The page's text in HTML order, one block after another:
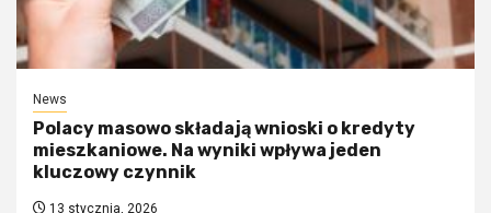
News
Polacy masowo składają wnioski o kredyty
mieszkaniowe. Na wyniki wpływa jeden
kluczowy czynnik
13 stycznia, 2026